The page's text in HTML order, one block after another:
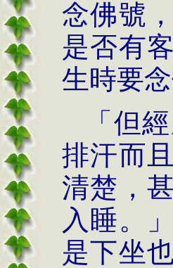
念佛號
是否有
生時要念
「但
排汗而
清楚，
入睡。
是下坐